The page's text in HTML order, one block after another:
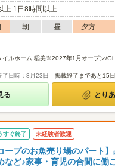
上 1日8時間以上
朝 昼 夕方
イルホーム 稲美※2027年1月オープン/Gi
了日時：8月23日 掲載終了まであと15日
る とり
すぐ終了 未経験者歓迎
ープのお魚売り場のパート
など♪家事・育児の合間に働